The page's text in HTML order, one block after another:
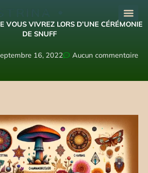
VOUS VIVREZ LORS D’UNE CÉRÉMONIE
DE SNUFF
16, 2022 Aucun commentaire